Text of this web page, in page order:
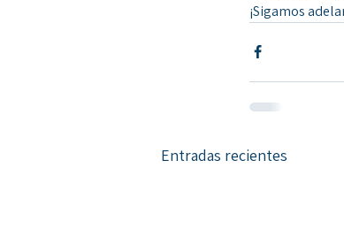
¡Sigamos
Entradas recientes